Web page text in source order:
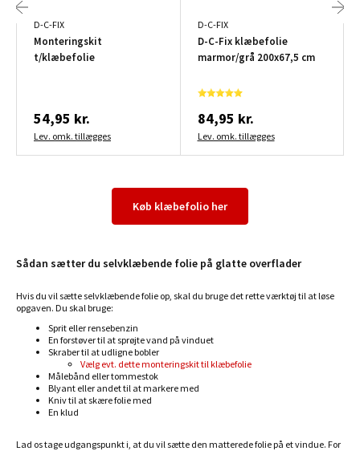
D-C-FIX
Monteringskit
t/klæbefolie
54,95 kr.
Lev. omk. tillægges
D-C-FIX
D-C-Fix klæbefolie
marmor/grå 200x67,5 cm
84,95 kr.
Lev. omk. tillægges
Køb klæbefolio her
Sådan sætter du selvklæbende folie på glatte overflader
Hvis du vil sætte selvklæbende folie op, skal du bruge det rette værktøj til at løse
opgaven. Du skal bruge:
Sprit eller rensebenzin
En forstøver til at sprøjte vand på vinduet
Skraber til at udligne bobler
Vælg evt. dette monteringskit til klæbefolie
Målebånd eller tommestok
Blyant eller andet til at markere med
Kniv til at skære folie med
En klud
Lad os tage udgangspunkt i, at du vil sætte den matterede folie på et vindue. For